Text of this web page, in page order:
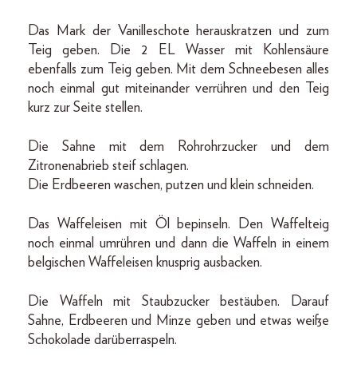
Das Mark der Vanilleschote herauskratzen und zum
Teig geben. Die 2 EL Wasser mit Kohlensäure
ebenfalls zum Teig geben. Mit dem Schneebesen alles
noch einmal gut miteinander verrühren und den Teig
kurz zur Seite stellen.
Die Sahne mit dem Rohrohrzucker und dem
Zitronenabrieb steif schlagen.
Die Erdbeeren waschen, putzen und klein schneiden.
Das Waffeleisen mit Öl bepinseln. Den Waffelteig
noch einmal umrühren und dann die Waffeln in einem
belgischen Waffeleisen knusprig ausbacken.
Die Waffeln mit Staubzucker bestäuben. Darauf
Sahne, Erdbeeren und Minze geben und etwas weiße
Schokolade darüberraspeln.